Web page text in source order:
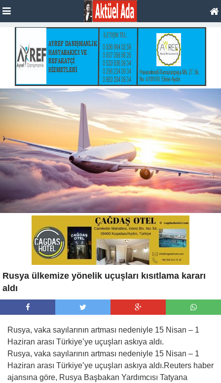
Rusya ülkemize yönelik uçuşları kısıtlama kararı
aldı
Rusya, vaka sayılarının artması nedeniyle 15 Nisan – 1
Haziran arası Türkiye’ye uçuşları askıya aldı.
Rusya, vaka sayılarının artması nedeniyle 15 Nisan – 1
Haziran arası Türkiye’ye uçuşları askıya aldı.Reuters haber
ajansına göre, Rusya Başbakan Yardımcısı Tatyana